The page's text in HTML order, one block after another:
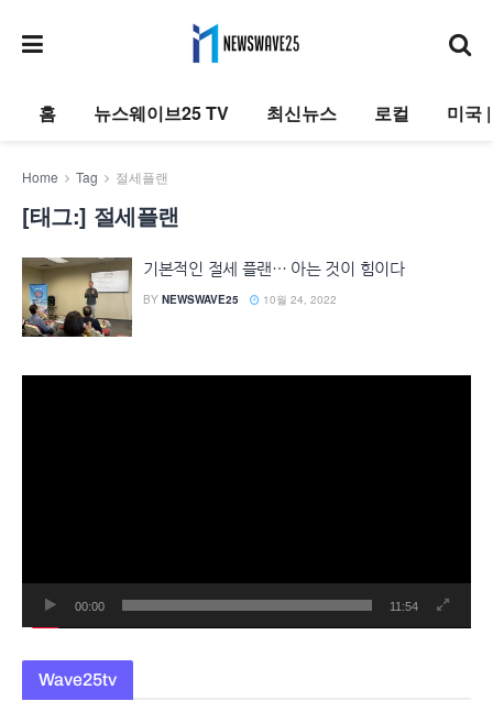
홈 뉴스웨이브25 TV 최신뉴스 로컬 미국
Home Tag 절세플랜
[태그:] 절세플랜
기본적인 절세 플랜… 아는 것이 힘이다
BY NEWSWAVE25 10월 24, 2022
00:00 11:54
Wave25tv